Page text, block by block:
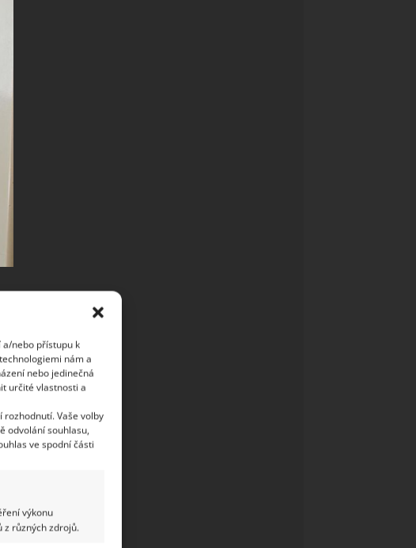
a/nebo přístupu k
nám a
nebo jedinečná
určité vlastnosti a
Vaše volby
odvolání souhlasu,
ve spodní části
výkonu
různých zdrojů.